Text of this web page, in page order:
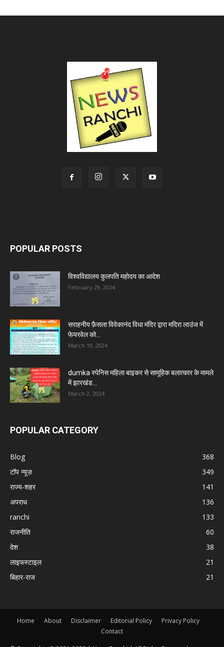
POPULAR POSTS
विश्वविद्यालय कुलपति महोदय का आदेश
February 29, 2024
सराहनीय फ़ैसला विवेकानंद विधा मंदिर द्वारा मदिरा लाउंज में
फेयरवेल को...
March 19, 2024
dumka स्पेनिस महिला बाइकर से सामूहिक बलात्कार के मामले
में झारखंड...
March 2, 2024
POPULAR CATEGORY
Blog
368
टॉप न्यूज़
349
राज्य-शहर
141
अपराध
136
ranchi
133
राजनीति
60
देश
38
लाइफस्टाइल
21
बिहार-राज
21
Home About Disclaimer Editorial Policy
Privacy Policy
Contact